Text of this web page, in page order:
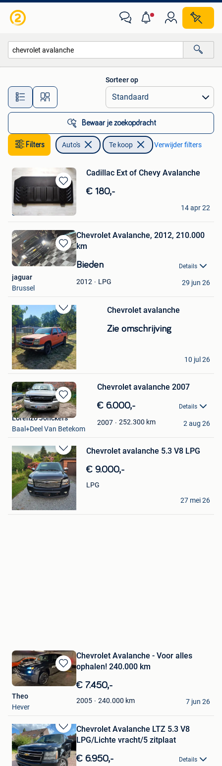
Alle afstanden…
Sorteer op
Bewaar je zoekopdracht
Filters Auto's Te koop Verwijder filters
Bewaren
in
Mijn
Favorieten
Cadillac Ext of Chevy Avalanche
€ 180,-
Sabs
Schilde
14 apr 22
Bewaren
in
Favorieten
Chevrolet Avalanche, 2012, 210.000
km
Bieden Details
2012 LPG
jaguar
Brussel
29 jun 26
Bewaren
in
Mijn
Favorieten
Chevrolet avalanche
Zie omschrijving
koene
Menen
10 jul 26
Bewaren
in
Mijn
Favorieten
Chevrolet avalanche 2007
€ 6.000,- Details
2007 252.300 km
Lorenzo Jonckers
Baal+Deel Van Betekom
2 aug 26
Bewaren
in
Mijn
Favorieten
Chevrolet avalanche 5.3 V8 LPG
€ 9.000,-
LPG
Brian Borguet
Balen
27 mei 26
Bewaren
in
Favorieten
Chevrolet Avalanche - Voor alles
ophalen! 240.000 km
€ 7.450,-
2005 240.000 km
Theo
Hever
7 jun 26
Bewaren
in
Mijn
Favorieten
Chevrolet Avalanche LTZ 5.3 V8
LPG/Lichte vracht/5 zitplaat
€ 6.950,- Details